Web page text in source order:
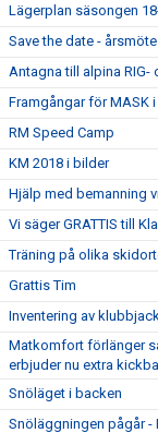
Lägerplan säsongen
Save the date -
Antagna till alpina RIG-
Framgångar för MASK
RM Speed Camp
KM 2018 i bilder
Hjälp med bemanning
Vi säger GRATTIS till
Träning på olika
Grattis Tim
Inventering av
Matkomfort förlänger
erbjuder nu extra
Snöläget i backen
Snöläggningen pågår -